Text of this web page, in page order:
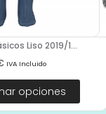
Liso 2019/1...
IVA Incluido
opciones